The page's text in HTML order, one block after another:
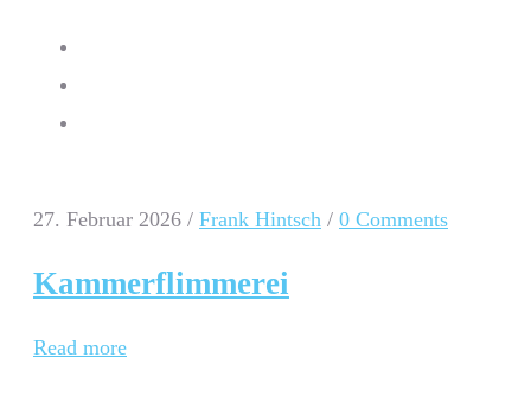
27. Februar 2026 / Frank Hintsch / 0 Comments
Kammerflimmerei
Read more